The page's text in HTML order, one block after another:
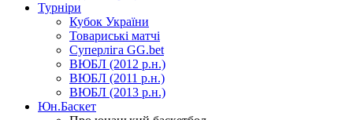
Турніри
Кубок України
Товариські матчі
Суперліга GG.bet
ВЮБЛ (2012 р.н.)
ВЮБЛ (2011 р.н.)
ВЮБЛ (2013 р.н.)
Юн.Баскет